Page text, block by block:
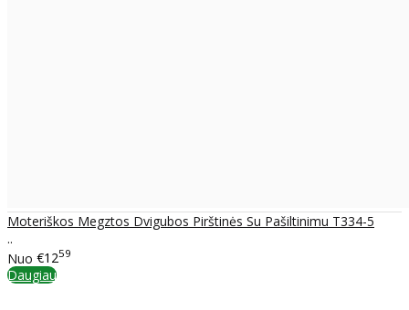
Moteriškos Megztos Dvigubos Pirštinės Su Pašiltinimu T334-5
..
Nuo €1259
Daugiau